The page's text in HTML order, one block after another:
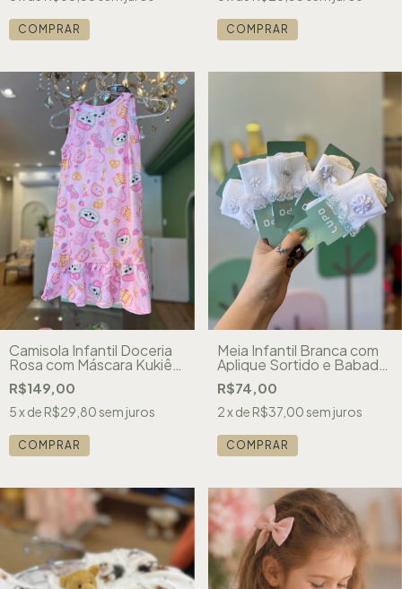
COMPRAR COMPRAR
Camisola Infantil Doceria
Rosa com Máscara Kukiê
83077
R$149,00
5x de R$29,80sem juros
COMPRAR
Meia Infantil Branca com
Aplique Sortido e Babado
Lupo 2260
R$74,00
2x de R$37,00sem juros
COMPRAR